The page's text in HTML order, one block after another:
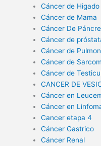
Cáncer de Higado
Cáncer de Mama
Cáncer De
Cáncer de
Cáncer de Pulmon
Cáncer de
Cáncer de
CANCER DE
Cáncer en
Cáncer en
Cancer etapa 4
Cáncer Gastrico
Cáncer Renal